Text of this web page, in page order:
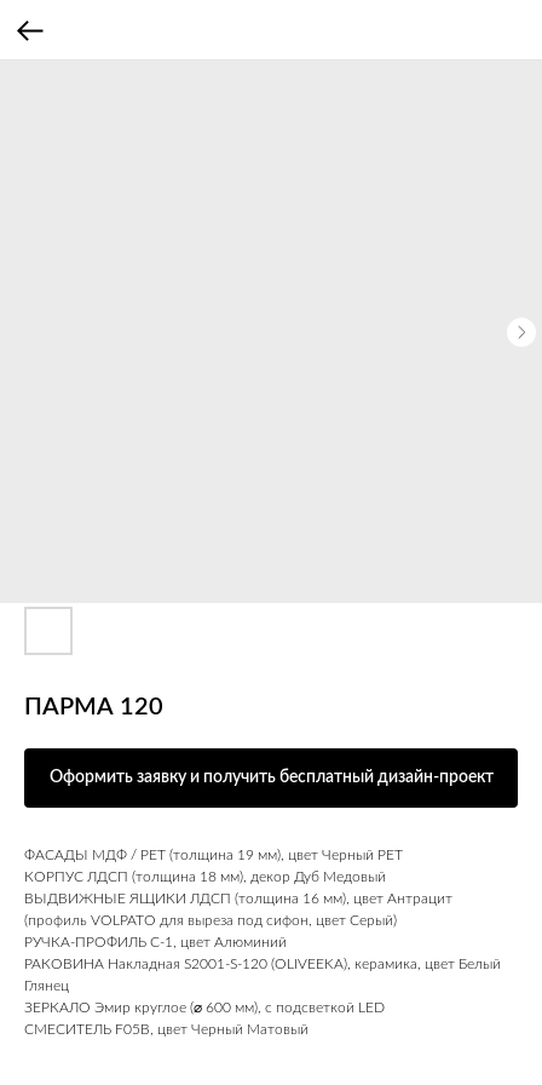
ПАРМА 120
Оформить заявку и получить бесплатный дизайн-проект
ФАСАДЫ МДФ / PET (толщина 19 мм), цвет Черный PET
КОРПУС ЛДСП (толщина 18 мм), декор Дуб Медовый
ВЫДВИЖНЫЕ ЯЩИКИ ЛДСП (толщина 16 мм), цвет Антрацит
(профиль VOLPATO для выреза под сифон, цвет Серый)
РУЧКА-ПРОФИЛЬ С-1, цвет Алюминий
РАКОВИНА Накладная S2001-S-120 (OLIVEEKA), керамика, цвет Белый
Глянец
ЗЕРКАЛО Эмир круглое (⌀ 600 мм), с подсветкой LED
СМЕСИТЕЛЬ F05B, цвет Черный Матовый